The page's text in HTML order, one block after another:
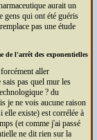
aurait un
gens qui ont été guéris
pas une étude
de l'arrêt des exponentielles
aller
pas quel mur les
? du
je ne vois aucune raison
existe) est corrélée à
(et comme j'ai passé
ne dit rien sur la